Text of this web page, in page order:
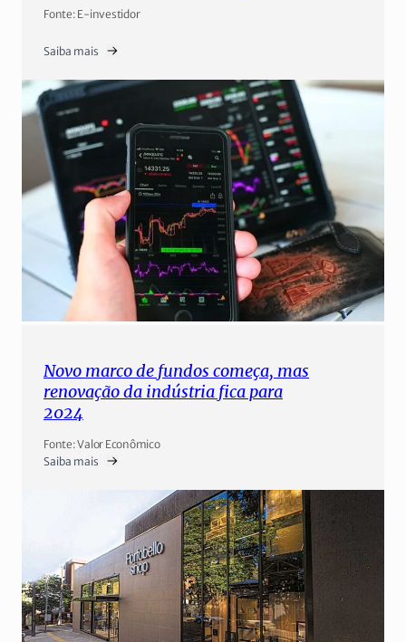
Fonte: E-investidor
Saiba mais
Novo marco de fundos começa, mas
renovação da indústria fica para
2024
Fonte: Valor Econômico
Saiba mais